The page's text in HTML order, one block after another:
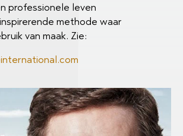
professionele leven
methode waar
van maak. Zie: